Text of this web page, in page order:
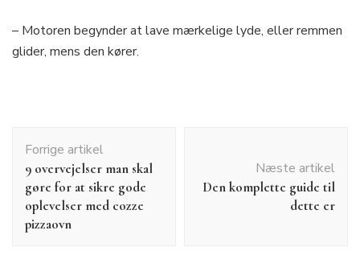
– Motoren begynder at lave mærkelige lyde, eller remmen
glider, mens den kører.
Forrige artikel
9 overvejelser man skal
gøre for at sikre gode
oplevelser med cozze
pizzaovn
Næste artikel
Den komplette guide til
dette er